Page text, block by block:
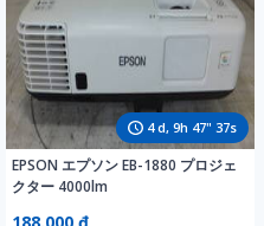
4d, 9h 47" 36s
EPSON エプソン EB-1880 プロジェ
クター 4000lm